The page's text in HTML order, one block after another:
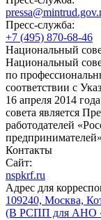
Пресс-служба:
+7 (495) 870-68-46
Национальный
Национальный
по
соответствии с
16 апреля 2014
совета является
работодателей
Контакты
Сайт:
nspkrf.ru
Адрес для
109240, Москва,
(В РСПП для АНО